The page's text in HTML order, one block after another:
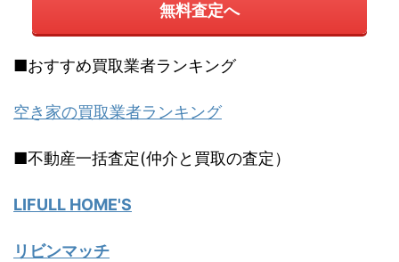
無料査定へ
■おすすめ買取業者ランキング
空き家の買取業者ランキング
■不動産一括査定(仲介と買取の査定）
LIFULL HOME'S
リビンマッチ